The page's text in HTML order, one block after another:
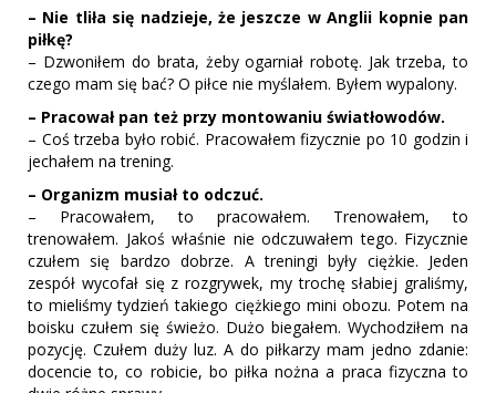
– Nie tliła się nadzieje, że jeszcze w Anglii kopnie pan
piłkę?
– Dzwoniłem do brata, żeby ogarniał robotę. Jak trzeba, to
czego mam się bać? O piłce nie myślałem. Byłem wypalony.
– Pracował pan też przy montowaniu światłowodów.
– Coś trzeba było robić. Pracowałem fizycznie po 10 godzin i
jechałem na trening.
– Organizm musiał to odczuć.
– Pracowałem, to pracowałem. Trenowałem, to
trenowałem. Jakoś właśnie nie odczuwałem tego. Fizycznie
czułem się bardzo dobrze. A treningi były ciężkie. Jeden
zespół wycofał się z rozgrywek, my trochę słabiej graliśmy,
to mieliśmy tydzień takiego ciężkiego mini obozu. Potem na
boisku czułem się świeżo. Dużo biegałem. Wychodziłem na
pozycję. Czułem duży luz. A do piłkarzy mam jedno zdanie:
docencie to, co robicie, bo piłka nożna a praca fizyczna to